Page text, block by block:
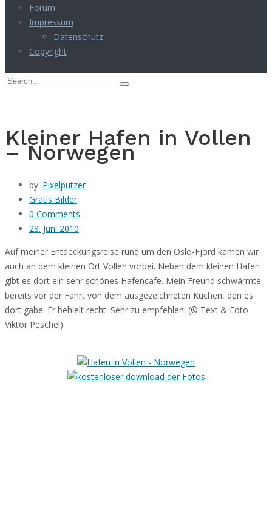
Forum
Impressum
Datenschutz
Copyright
Kleiner Hafen in Vollen
– Norwegen
by: Pixelputzer
Gratis Bilder
0 Comments
28. Juni 2010
Auf meiner Entdeckungsreise rund um den Oslo-Fjord kamen wir
auch an dem kleinen Ort Vollen vorbei. Neben dem kleinen Hafen
gibt es dort ein sehr schönes Hafencafe. Mein Freund schwärmte
bereits vor der Fahrt von dem ausgezeichneten Kuchen, den es
dort gäbe. Er behielt recht. Sehr zu empfehlen! (© Text & Foto
Viktor Peschel)